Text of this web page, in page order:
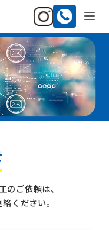
のご依頼は、
ください。